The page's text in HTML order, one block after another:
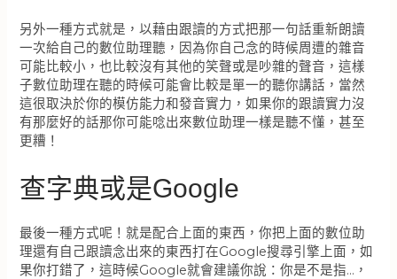
另外一種方式就是，以藉由跟讀的方式把那一句話重新朗讀
一次給自己的數位助理聽，因為你自己念的時候周遭的雜音
可能比較小，也比較沒有其他的笑聲或是吵雜的聲音，這樣
子數位助理在聽的時候可能會比較是單一的聽你講話，當然
這很取決於你的模仿能力和發音實力，如果你的跟讀實力沒
有那麼好的話那你可能唸出來數位助理一樣是聽不懂，甚至
更糟！
查字典或是Google
最後一種方式呢！就是配合上面的東西，你把上面的數位助
理還有自己跟讀念出來的東西打在Google搜尋引擎上面，如
果你打錯了，這時候Google就會建議你說：你是不是指…，